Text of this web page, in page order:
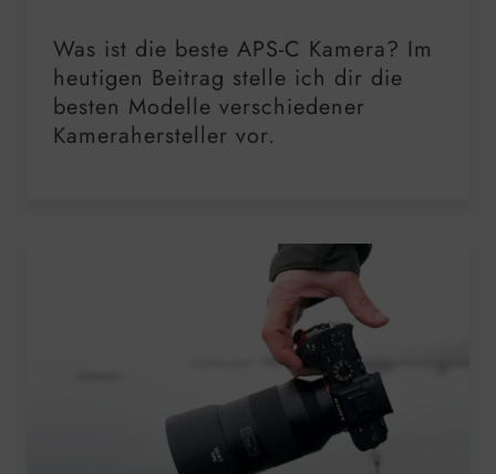
Was ist die beste APS-C Kamera? Im
heutigen Beitrag stelle ich dir die
besten Modelle verschiedener
Kamerahersteller vor.